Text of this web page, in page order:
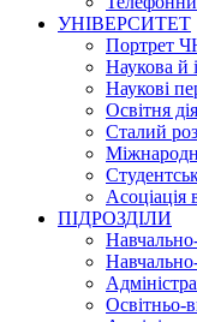
УНІВЕРСИТЕТ
Портрет
Наукова й
Наукові
Освітня
Сталий
Асоціація
ПІДРОЗДІЛИ
Освітньо-